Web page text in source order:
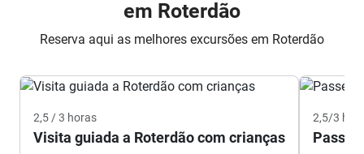
em Roterdão
Reserva aqui as melhores excursões em Roterdão
2,5 / 3 horas
Visita guiada a Roterdão com crianças
2,5/3